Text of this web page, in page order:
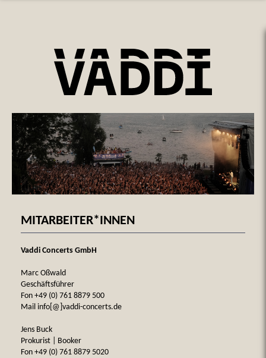
MITARBEITER*INNEN
Vaddi Concerts GmbH
Marc Oßwald
Geschäftsführer
Fon +49 (0) 761 8879 500
Mail info[@]vaddi-concerts.de
Jens Buck
Prokurist | Booker
Fon +49 (0) 761 8879 5020